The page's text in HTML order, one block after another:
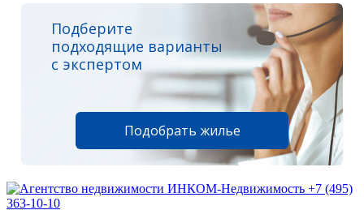
Подберите
подходящие варианты
с экспертом
Подобрать жилье
+7 (495)
363-10-10